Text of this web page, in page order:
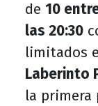
de 10
las 20:30
limitados
Laberinto
la primera